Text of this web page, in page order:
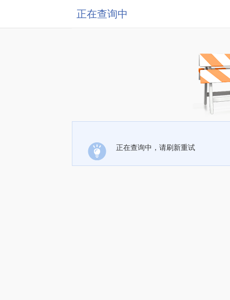
正在查询中
正在查询中，请刷新重试